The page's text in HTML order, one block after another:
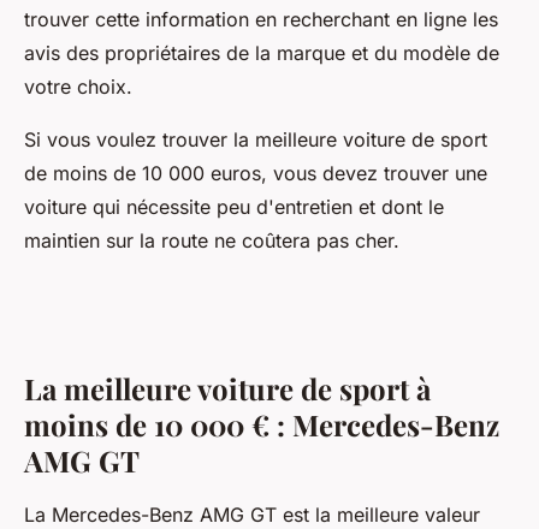
trouver cette information en recherchant en ligne les
avis des propriétaires de la marque et du modèle de
votre choix.
Si vous voulez trouver la meilleure voiture de sport
de moins de 10 000 euros, vous devez trouver une
voiture qui nécessite peu d'entretien et dont le
maintien sur la route ne coûtera pas cher.
La meilleure voiture de sport à
moins de 10 000 € : Mercedes-Benz
AMG GT
La Mercedes-Benz AMG GT est la meilleure valeur